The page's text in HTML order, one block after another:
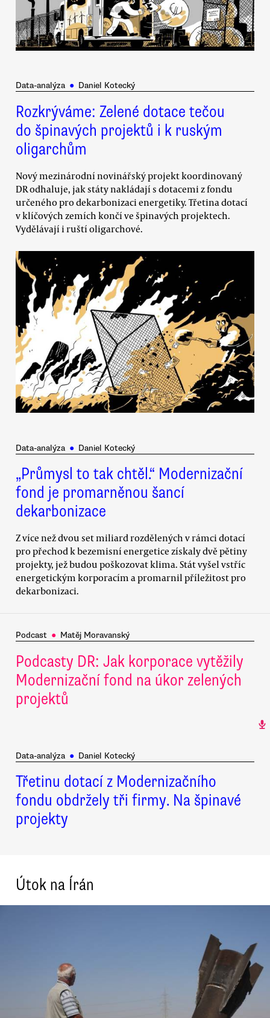
Data-analýza ● Daniel Kotecký
Rozkrýváme: Zelené dotace tečou
do špinavých projektů i k ruským
oligarchům
Nový mezinárodní novinářský projekt koordinovaný
DR odhaluje, jak státy nakládají s dotacemi z fondu
určeného pro dekarbonizaci energetiky. Třetina dotací
v klíčových zemích končí ve špinavých projektech.
Vydělávají i ruští oligarchové.
Data-analýza ● Daniel Kotecký
„Průmysl to tak chtěl.“ Modernizační
fond je promarněnou šancí
dekarbonizace
Z více než dvou set miliard rozdělených v rámci dotací
pro přechod k bezemisní energetice získaly dvě pětiny
projekty, jež budou poškozovat klima. Stát vyšel vstříc
energetickým korporacím a promarnil příležitost pro
dekarbonizaci.
Podcast ● Matěj Moravanský
Podcasty DR: Jak korporace vytěžily
Modernizační fond na úkor zelených
projektů
Data-analýza ● Daniel Kotecký
Třetinu dotací z Modernizačního
fondu obdržely tři firmy. Na špinavé
projekty
Útok na Írán